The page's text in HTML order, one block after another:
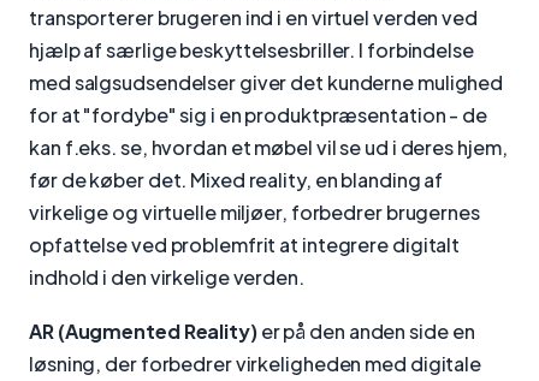
transporterer brugeren ind i en virtuel verden ved
hjælp af særlige beskyttelsesbriller. I forbindelse
med salgsudsendelser giver det kunderne mulighed
for at "fordybe" sig i en produktpræsentation - de
kan f.eks. se, hvordan et møbel vil se ud i deres hjem,
før de køber det. Mixed reality, en blanding af
virkelige og virtuelle miljøer, forbedrer brugernes
opfattelse ved problemfrit at integrere digitalt
indhold i den virkelige verden.
AR (Augmented Reality)er på den anden side en
løsning, der forbedrer virkeligheden med digitale